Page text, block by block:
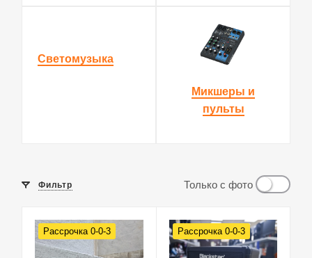
Светомузыка
Микшеры и
пульты
Фильтр Только с фото
Рассрочка 0-0-3 Рассрочка 0-0-3